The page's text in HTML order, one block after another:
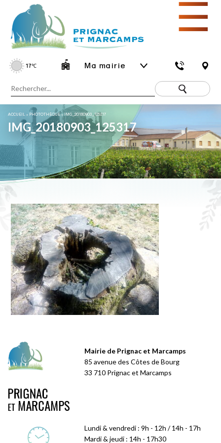
17℃ Ma mairie
☰
ACCUEIL » PHOTOTHÈQUE»IMG_20180903_125317
IMG_20180903_125317
Mairie de Prignac et Marcamps
85 avenue des Côtes de Bourg
33 710 Prignac et Marcamps
Lundi & vendredi : 9h - 12h / 14h - 17h
Mardi & jeudi : 14h - 17h30